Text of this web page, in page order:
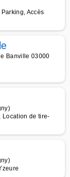
Accès
Banville 03000
Location de tire-